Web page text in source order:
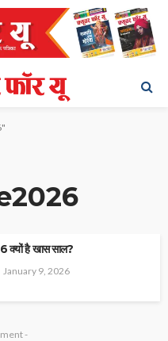
क्यों है खास साल?
January 9, 2026
-